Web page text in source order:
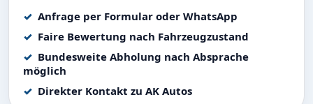
Anfrage per Formular oder WhatsApp
Faire Bewertung nach Fahrzeugzustand
Bundesweite Abholung nach Absprache
möglich
Direkter Kontakt zu AK Autos